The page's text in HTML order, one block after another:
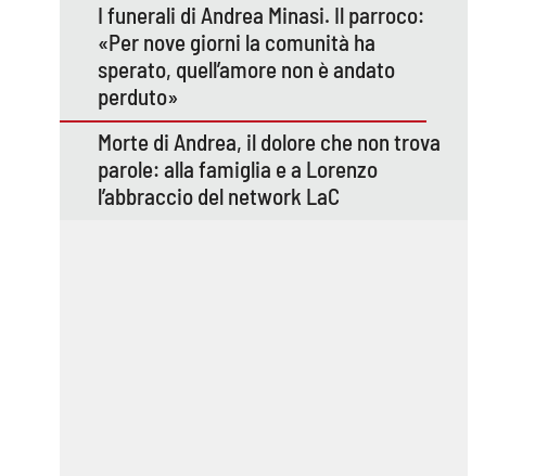
I funerali di Andrea Minasi. Il parroco:
«Per nove giorni la comunità ha
sperato, quell’amore non è andato
perduto»
Morte di Andrea, il dolore che non trova
parole: alla famiglia e a Lorenzo
l’abbraccio del network LaC